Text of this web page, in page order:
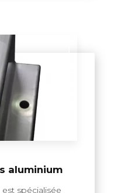
aluminium
est spécialisée